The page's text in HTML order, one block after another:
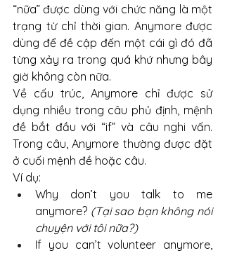
“nữa” được dùng với chức năng là một
trạng từ chỉ thời gian. Anymore được
dùng để đề cập đến một cái gì đó đã
từng xảy ra trong quá khứ nhưng bây
giờ không còn nữa.
Về cấu trúc, Anymore chỉ được sử
dụng nhiều trong câu phủ định, mệnh
đề bắt đầu với “if” và câu nghi vấn.
Trong câu, Anymore thường được đặt
ở cuối mệnh đề hoặc câu.
Ví dụ:
Why don’t you talk to me
anymore? (Tại sao bạn không nói
chuyện với tôi nữa?)
If you can’t volunteer anymore,